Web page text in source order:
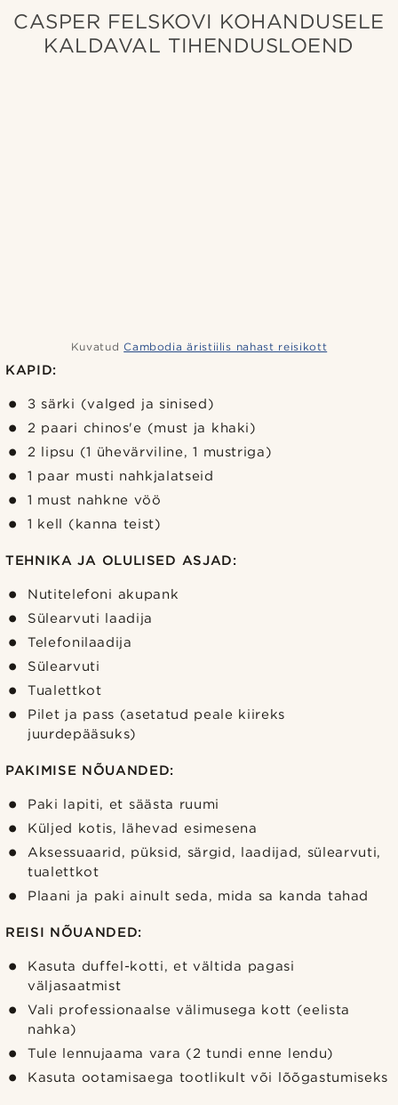
CASPER FELSKOVI KOHANDUSELE
KALDAVAL TIHENDUSLOEND
Kuvatud Cambodia äristiilis nahast reisikott
KAPID:
3 särki (valged ja sinised)
2 paari chinos'e (must ja khaki)
2 lipsu (1 ühevärviline, 1 mustriga)
1 paar musti nahkjalatseid
1 must nahkne vöö
1 kell (kanna teist)
TEHNIKA JA OLULISED ASJAD:
Nutitelefoni akupank
Sülearvuti laadija
Telefonilaadija
Sülearvuti
Tualettkot
Pilet ja pass (asetatud peale kiireks
juurdepääsuks)
PAKIMISE NÕUANDED:
Paki lapiti, et säästa ruumi
Küljed kotis, lähevad esimesena
Aksessuaarid, püksid, särgid, laadijad, sülearvuti,
tualettkot
Plaani ja paki ainult seda, mida sa kanda tahad
REISI NÕUANDED:
Kasuta duffel-kotti, et vältida pagasi
väljasaatmist
Vali professionaalse välimusega kott (eelista
nahka)
Tule lennujaama vara (2 tundi enne lendu)
Kasuta ootamisaega tootlikult või lõõgastumiseks